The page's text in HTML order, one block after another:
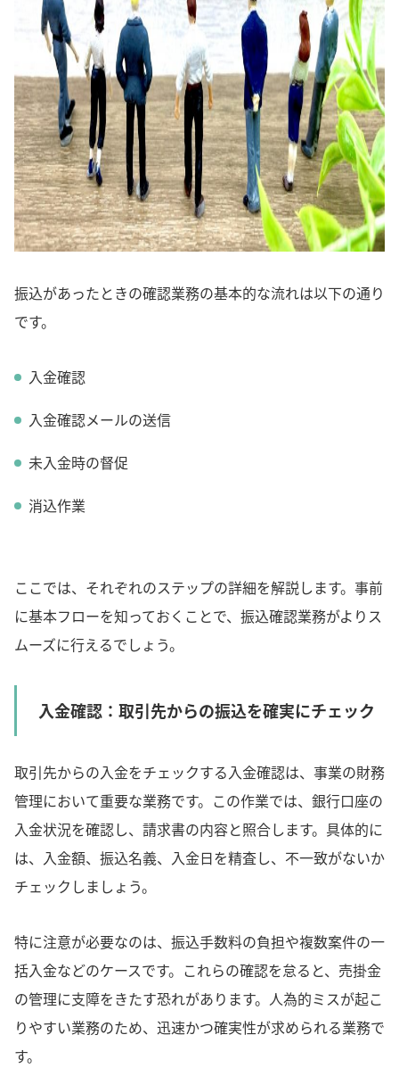
振込があったときの確認業務の基本的な流れは以下の通り
です。
入金確認
入金確認メールの送信
未入金時の督促
消込作業
ここでは、それぞれのステップの詳細を解説します。事前
に基本フローを知っておくことで、振込確認業務がよりス
ムーズに行えるでしょう。
入金確認：取引先からの振込を確実にチェック
取引先からの入金をチェックする入金確認は、事業の財務
管理において重要な業務です。この作業では、銀行口座の
入金状況を確認し、請求書の内容と照合します。具体的に
は、入金額、振込名義、入金日を精査し、不一致がないか
チェックしましょう。
特に注意が必要なのは、振込手数料の負担や複数案件の一
括入金などのケースです。これらの確認を怠ると、売掛金
の管理に支障をきたす恐れがあります。人為的ミスが起こ
りやすい業務のため、迅速かつ確実性が求められる業務で
す。